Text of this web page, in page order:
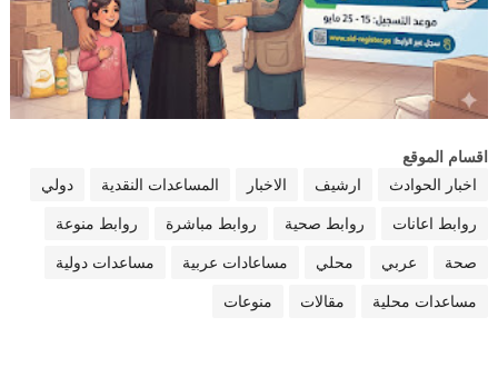
اقسام الموقع
اخبار الحوادث
ارشيف الاخبار المساعدات النقدية دولي
روابط اعانات روابط صحية روابط مباشرة روابط منوعة
صحة عربي محلي مساعادات عربية مساعدات دولية
مساعدات محلية مقالات منوعات